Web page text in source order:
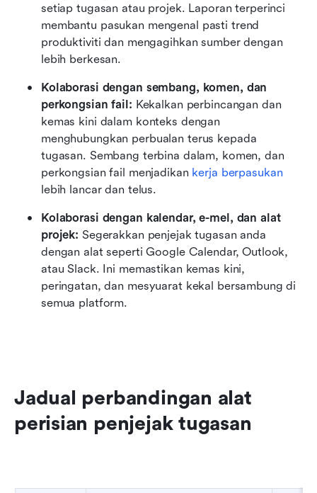
setiap tugasan atau projek. Laporan terperinci
membantu pasukan mengenal pasti trend
produktiviti dan mengagihkan sumber dengan
lebih berkesan.
Kolaborasi dengan sembang, komen, dan
perkongsian fail: Kekalkan perbincangan dan
kemas kini dalam konteks dengan
menghubungkan perbualan terus kepada
tugasan. Sembang terbina dalam, komen, dan
perkongsian fail menjadikan kerja berpasukan
lebih lancar dan telus.
Kolaborasi dengan kalendar, e-mel, dan alat
projek: Segerakkan penjejak tugasan anda
dengan alat seperti Google Calendar, Outlook,
atau Slack. Ini memastikan kemas kini,
peringatan, dan mesyuarat kekal bersambung di
semua platform.
Jadual perbandingan alat
perisian penjejak tugasan